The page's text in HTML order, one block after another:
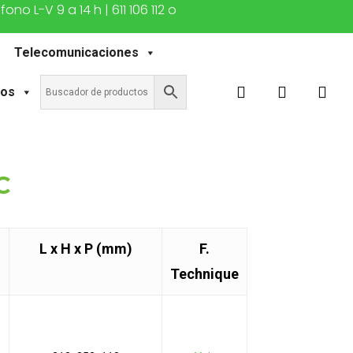
L-V 9 a 14 h | 611 106 112 o
Telecomunicaciones
search account
L x H x P (mm)
F.
Technique